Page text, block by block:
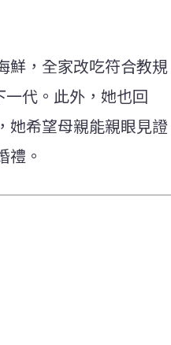
鮮，全家改吃符合教規
代。此外，她也回
她希望母親能親眼見證
禮。